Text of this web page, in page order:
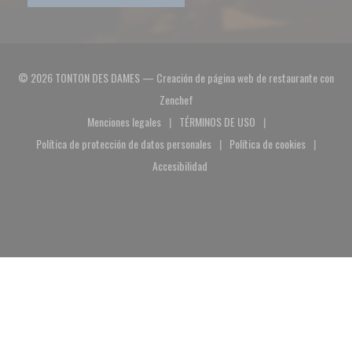
© 2026 TONTON DES DAMES — Creación de página web de restaurante con
Zenchef((abre en una nueva ventana))
Menciones legales
((abre en una nueva ventana))
TÉRMINOS DE USO
((abre en una nueva ventana))
Política de protección de datos personales
((abre en una nueva ventana))
Política de cookies
((abre en una
Accesibilidad
((abre en una nueva ventana))